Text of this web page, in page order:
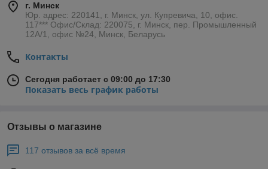
г. Минск
Юр. адрес: 220141, г. Минск, ул. Купревича, 10, офис.
117*** Офис/Склад: 220075, г. Минск, пер. Промышленный
12А/1, офис №24, Минск, Беларусь
Контакты
Сегодня работает с 09:00 до 17:30
Показать весь график работы
Отзывы о магазине
117 отзывов за всё время